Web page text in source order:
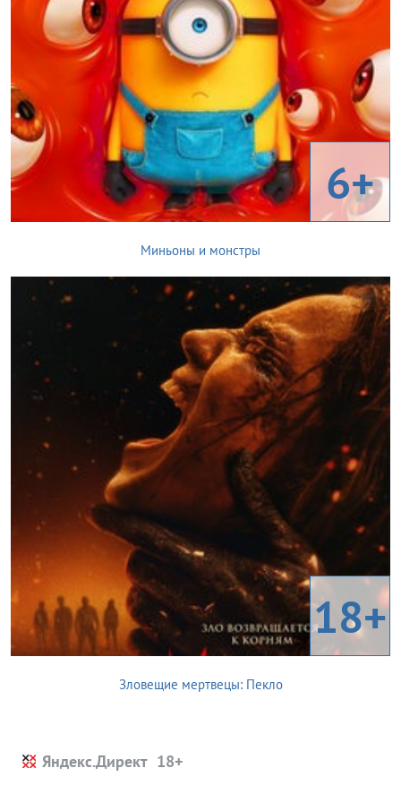
6+
Миньоны и монстры
18+
Зловещие мертвецы: Пекло
Яндекс.Директ